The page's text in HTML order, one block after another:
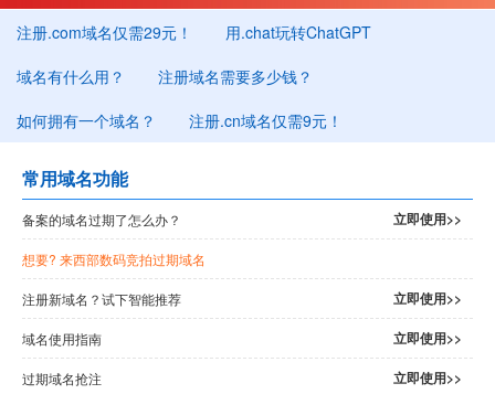
注册.com域名仅需29元！
用.chat玩转ChatGPT
域名有什么用？
注册域名需要多少钱？
如何拥有一个域名？
注册.cn域名仅需9元！
常用域名功能
备案的域名过期了怎么办？ 立即使用>>
想要? 来西部数码竞拍过期域名
注册新域名？试下智能推荐 立即使用>>
域名使用指南 立即使用>>
过期域名抢注 立即使用>>